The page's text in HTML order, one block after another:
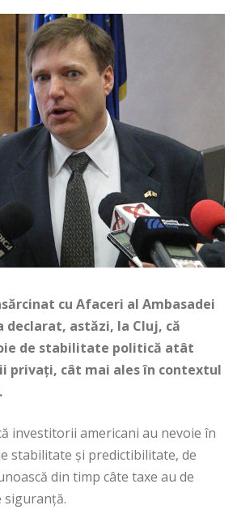
cu Afaceri al Ambasadei
declarat, astăzi, la Cluj, că
de stabilitate politică atât
privaţi, cât mai ales în contextul
investitorii americani au nevoie în
stabilitate şi predictibilitate, de
din timp câte taxe au de
siguranţă.